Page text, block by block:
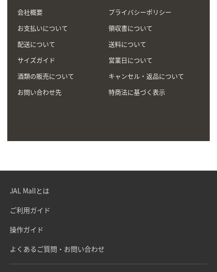
会社概要
プライバシーポリシー
お支払いについて
領収書について
配送について
送料について
サイズガイド
営業日について
酒類の販売について
キャンセル・返品について
お問い合わせ先
特商法に基づく表示
JAL Mallとは
ご利用ガイド
操作ガイド
よくあるご質問・お問い合わせ